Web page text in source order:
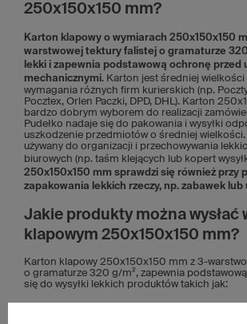
250x150x150 mm?
Karton klapowy o wymiarach 250x150x150
warstwowej tektury falistej o gramaturze
lekki i zapewnia podstawową ochronę przed
mechanicznymi. Karton jest średniej wielkości
wymagania różnych firm kurierskich (np.
Pocztex, Orlen Paczki, DPD, DHL). Karton
bardzo dobrym wyborem do realizacji
Pudełko nadaje się do pakowania i wysyłki
uszkodzenie przedmiotów o średniej
używany do organizacji i przechowywania
biurowych (np. taśm klejących lub kopert
250x150x150 mm sprawdzi się również przy
zapakowania lekkich rzeczy, np. zabawek lub
Jakie produkty można wysłać
klapowym 250x150x150 mm?
Karton klapowy 250x150x150 mm z 3-
o gramaturze 320 g/m², zapewnia
się do wysyłki lekkich produktów takich jak: